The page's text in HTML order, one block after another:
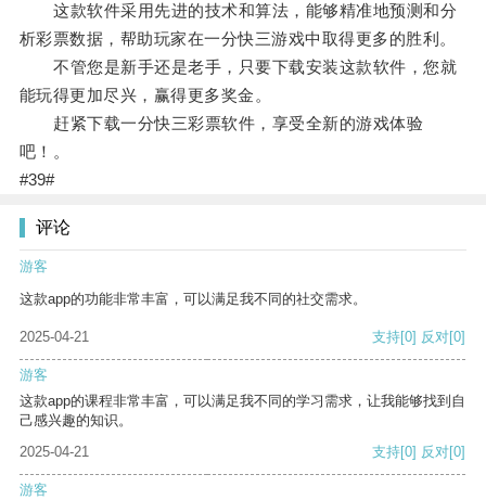
这款软件采用先进的技术和算法，能够精准地预测和分
析彩票数据，帮助玩家在一分快三游戏中取得更多的胜利。
不管您是新手还是老手，只要下载安装这款软件，您就
能玩得更加尽兴，赢得更多奖金。
赶紧下载一分快三彩票软件，享受全新的游戏体验
吧！。
#39#
评论
游客
这款app的功能非常丰富，可以满足我不同的社交需求。
2025-04-21 支持[0] 反对[0]
游客
这款app的课程非常丰富，可以满足我不同的学习需求，让我能够找到自
己感兴趣的知识。
2025-04-21
支持[0] 反对[0]
游客